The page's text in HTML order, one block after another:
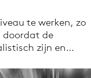
de Adformatie
te werken, zo
doordat de
zijn en…